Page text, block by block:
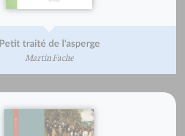
Petit traité de l'asperge
Martin Fache